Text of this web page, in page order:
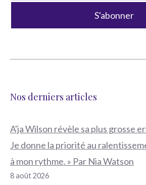
Nos derniers articles
A'ja Wilson révèle sa plus grosse
Je donne la priorité au
à mon rythme. » Par Nia Watson
8 août 2026